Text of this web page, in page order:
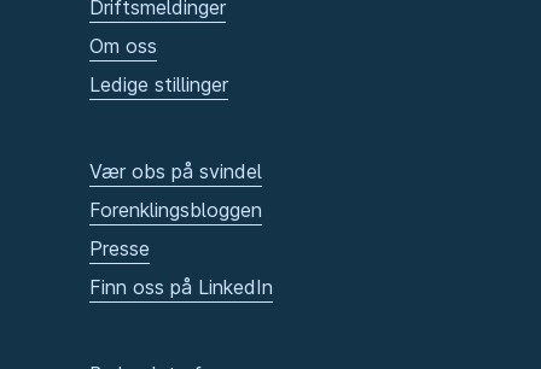
Driftsmeldinger
Om oss
Ledige stillinger
Vær obs på svindel
Forenklingsbloggen
Presse
Finn oss på LinkedIn